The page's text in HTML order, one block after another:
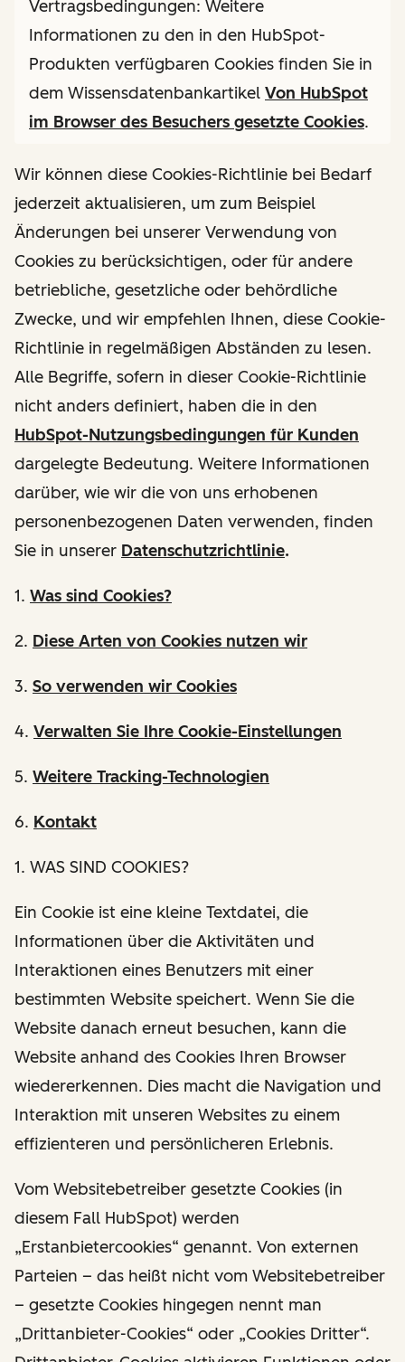
Vertragsbedingungen: Weitere
Informationen zu den in den HubSpot-
Produkten verfügbaren Cookies finden Sie in
dem Wissensdatenbankartikel Von HubSpot
im Browser des Besuchers gesetzte Cookies.
Wir können diese Cookies-Richtlinie bei Bedarf
jederzeit aktualisieren, um zum Beispiel
Änderungen bei unserer Verwendung von
Cookies zu berücksichtigen, oder für andere
betriebliche, gesetzliche oder behördliche
Zwecke, und wir empfehlen Ihnen, diese Cookie-
Richtlinie in regelmäßigen Abständen zu lesen.
Alle Begriffe, sofern in dieser Cookie-Richtlinie
nicht anders definiert, haben die in den
HubSpot-Nutzungsbedingungen für Kunden
dargelegte Bedeutung. Weitere Informationen
darüber, wie wir die von uns erhobenen
personenbezogenen Daten verwenden, finden
Sie in unserer Datenschutzrichtlinie.
1. Was sind Cookies?
2. Diese Arten von Cookies nutzen wir
3. So verwenden wir Cookies
4. Verwalten Sie Ihre Cookie-Einstellungen
5. Weitere Tracking-Technologien
6. Kontakt
1. WAS SIND COOKIES?
Ein Cookie ist eine kleine Textdatei, die
Informationen über die Aktivitäten und
Interaktionen eines Benutzers mit einer
bestimmten Website speichert. Wenn Sie die
Website danach erneut besuchen, kann die
Website anhand des Cookies Ihren Browser
wiedererkennen. Dies macht die Navigation und
Interaktion mit unseren Websites zu einem
effizienteren und persönlicheren Erlebnis.
Vom Websitebetreiber gesetzte Cookies (in
diesem Fall HubSpot) werden
„Erstanbietercookies“ genannt. Von externen
Parteien – das heißt nicht vom Websitebetreiber
– gesetzte Cookies hingegen nennt man
„Drittanbieter-Cookies“ oder „Cookies Dritter“.